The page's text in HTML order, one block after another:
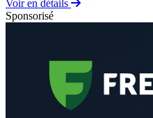
Voir en détails
Sponsorisé